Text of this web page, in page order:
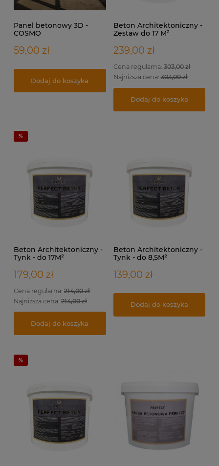
Panel betonowy 3D -
COSMO
59,00 zł
Dodaj do koszyka
Beton Architektoniczny -
Zestaw do 17 M²
239,00 zł
Cena regularna:303,00 zł
Najniższa cena:303,00 zł
Dodaj do koszyka
Beton Architektoniczny -
Tynk - do 17M²
179,00 zł
Cena regularna: 214,00 zł
Najniższa cena: 214,00 zł
Dodaj do koszyka
Beton Architektoniczny -
Tynk - do 8,5M²
139,00 zł
Dodaj do koszyka